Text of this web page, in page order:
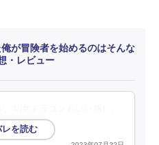
が冒険者を始めるのはそんな
・レビュー